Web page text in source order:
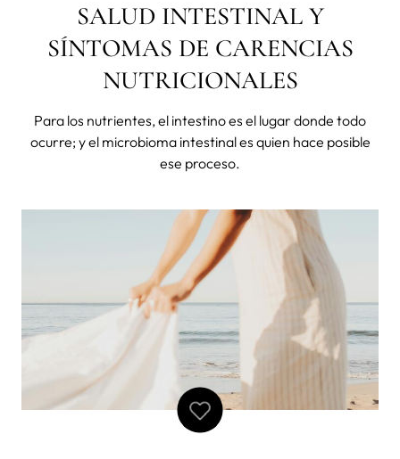
SALUD INTESTINAL Y
SÍNTOMAS DE CARENCIAS
NUTRICIONALES
Para los nutrientes, el intestino es el lugar donde todo
ocurre; y el microbioma intestinal es quien hace posible
ese proceso.